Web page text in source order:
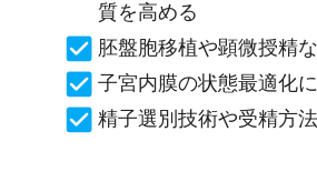
質を高める
胚盤胞移植や顕微授精
子宮内膜の状態最適化
精子選別技術や受精方